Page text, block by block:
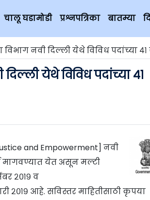
चालू घडामोडी प्रश्नपत्रिका बातम्या
नवी दिल्ली येथे विविध पदांच्या ४१
येथे विविध पदांच्या ४१
and Empowerment] नवी
मागवण्यात येत असून मल्टी
२०१९ व
२०१९ आहे. सविस्तर माहितीसाठी कृपया